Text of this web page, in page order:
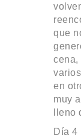
que
cena,
en
muy
Día 4